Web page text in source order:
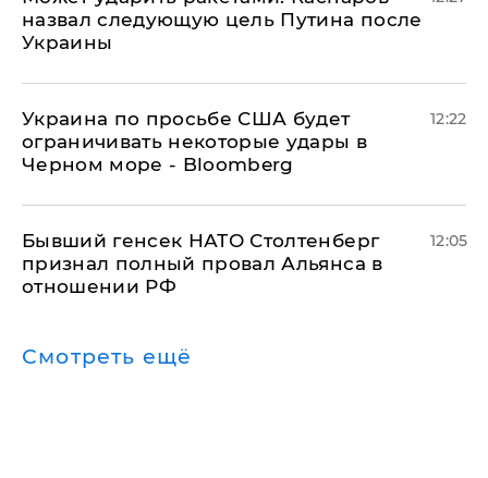
назвал следующую цель Путина после
Украины
Украина по просьбе США будет
ограничивать некоторые удары в
Черном море - Bloomberg
12:22
Бывший генсек НАТО Столтенберг
признал полный провал Альянса в
отношении РФ
12:05
Смотреть ещё